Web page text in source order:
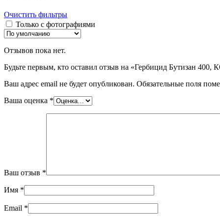
Очистить фильтры
Только с фотографиями
Отзывов пока нет.
Будьте первым, кто оставил отзыв на «Гербицид Бутизан 400,
Ваш адрес email не будет опубликован. Обязательные поля
Ваша оценка *
Ваш отзыв *
Имя *
Email *